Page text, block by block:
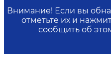
Внимание! Если вы
отметьте их и
сообщить об